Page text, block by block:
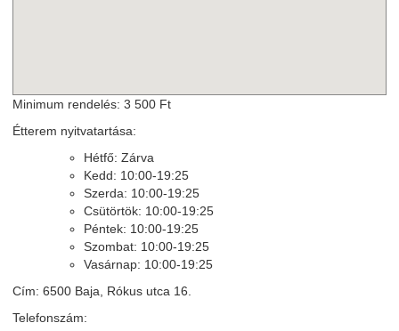
Minimum rendelés: 3 500 Ft
Étterem nyitvatartása:
Hétfő: Zárva
Kedd: 10:00-19:25
Szerda: 10:00-19:25
Csütörtök: 10:00-19:25
Péntek: 10:00-19:25
Szombat: 10:00-19:25
Vasárnap: 10:00-19:25
Cím: 6500 Baja, Rókus utca 16.
Telefonszám: